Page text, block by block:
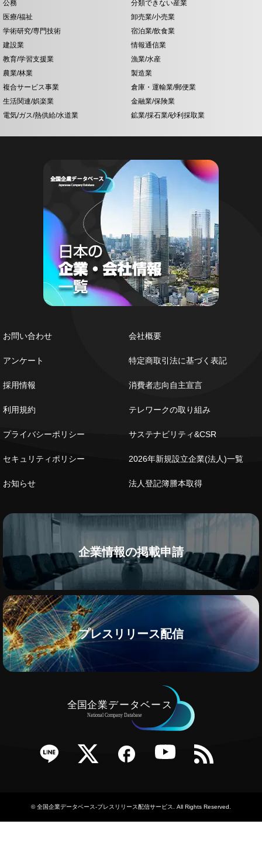
公務
分類できない産業
医療/福祉
卸売業/小売業
学術研究/専門技術
宿泊業/飲食業
建設業
情報通信業
教育/学習支援業
漁業/水産
農業/林業
製造業
複合サービス事業
倉庫・運輸業/郵便業
生活関連/娯楽業
金融業/保険業
電気/ガス/熱供給/水道業
鉱業/採石業/砂利採取業
お問い合わせ
アンケート
採用情報
利用規約
プライバシーポリシー
セキュリティポリシー
お知らせ
会社概要
特定商取引法に基づく表記
消費者志向自主宣言
テレワークの取り組み
サステナビリティ&CSR
2026年新規設立企業(法人)一覧
法人登記簿謄本取得
企業情報の掲載申請
プレスリリース配信
Twitter Facebook YouTube RSS
©全国企業データベース-プレスリリース配信サービス . All Rights Reserved.